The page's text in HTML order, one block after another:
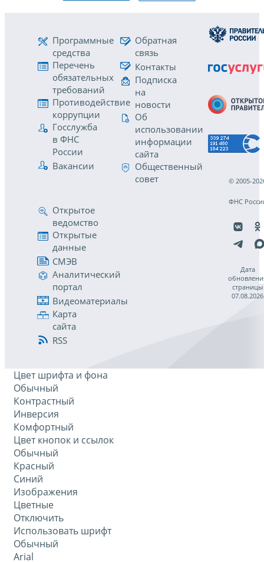
Программные
средства
Перечень
обязательных
требований
Противодействие
коррупции
Госслужба
в ФНС
России
Вакансии
Обратная
связь
Контакты
Подписка
на
новости
Об
использовании
информации
сайта
Общественный
совет
Открытое
ведомство
Открытые
данные
СМЭВ
Аналитический
портал
Видеоматериалы
Карта
сайта
RSS
© 2005-
ФНС
Дата
страницы
07.08.2026
Цвет шрифта и фона
Обычный
Контрастный
Инверсия
Комфортный
Цвет кнопок и ссылок
Обычный
Красный
Синий
Изображения
Цветные
Отключить
Использовать шрифт
Обычный
Arial